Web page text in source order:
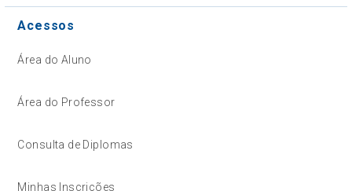
Acessos
Área do Aluno
Área do Professor
Consulta de Diplomas
Minhas Inscrições